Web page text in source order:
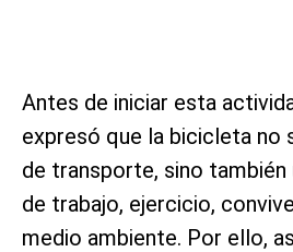
Antes de iniciar esta
expresó que la bicicleta no
de transporte, sino también
de trabajo, ejercicio,
medio ambiente. Por ello,